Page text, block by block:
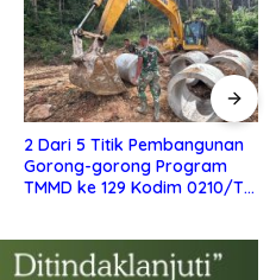
Satgas TMMD Ke 129 Kodim
0210/TU Capai Progres
Pembukaan Jalan 98,11